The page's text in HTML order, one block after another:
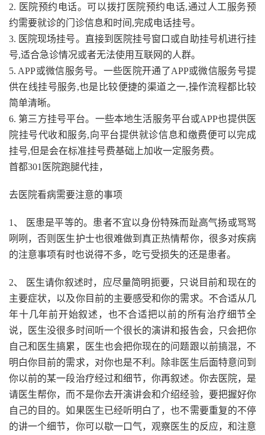
2. 医院预约电话。可以拨打医院预约电话,通过人工服务预
约需要就诊的门诊信息和时间,完成电话挂号。
3. 医院现场挂号。直接到医院挂号窗口或自助挂号机进行挂
号,适合急诊情况或者无法使用互联网的人群。
5. APP或微信服务号。一些医院开通了APP或微信服务号提
供在线挂号服务,也是比较便捷的渠道之一,操作流程都比较
简单清晰。
6. 第三方挂号平台。一些本地生活服务平台或APP也提供医
院挂号代收和服务,向平台提供就诊信息和缴费便可以完成
挂号,但是会在标准挂号费基础上加收一定服务费。
首都301医院跑腿代挂，
去医院看病需要注意的事项
1、 医患是平等的。患者不宜以身份特殊而趾高气扬或骂骂
咧咧，否则医生护士也很难做到真正热情帮你，很多对疾病
的注意事项有时也说得不多，吃亏受损失的还是患者。
2、 医生请你叙述时，应尽量简明扼要，只说目前和现在的
主要症状，以及你目前的主要感受和你的需求。不合适从几
年十几年前开始叙述，也不合适把以前的所有治疗细节全
说，医生没很多时间听一个很长的演讲和报告会，只会把你
自己和医生搞累，医生也会把你现在的问题跟以前搞混，不
明白你目前的需求，对你也是不利。除非医生后面特意问到
你以前的某一段治疗经过和细节，你再叙述。你去医院，是
请医生帮你，而不是你去开演讲会和介绍经验，要把握好你
自己的目的。如果医生已经听明白了，也不需要重复的不停
的讲一个细节，你可以歇一口气，观察医生的反应，和注意